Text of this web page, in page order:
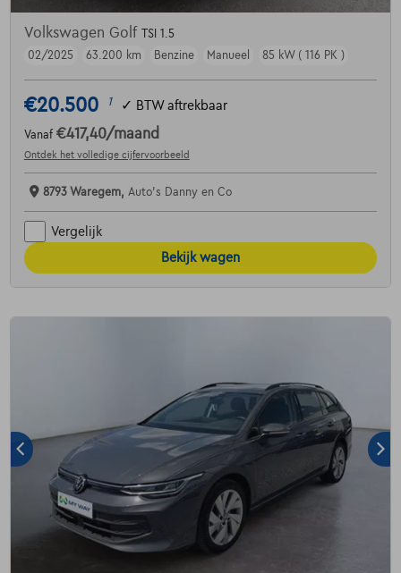
Volkswagen Golf
TSI 1.5
02/2025
63.200 km Benzine Manueel 85 kW ( 116 PK )
€20.500 1 ✓ BTW aftrekbaar
Vanaf €417,40/maand
Ontdek het volledige cijfervoorbeeld
8793 Waregem, Auto's Danny en Co
Vergelijk
Bekijk wagen